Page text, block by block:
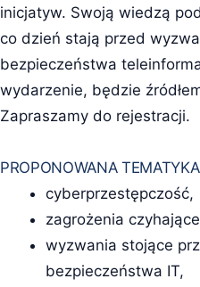
inicjatyw. Swoją wiedzą
co dzień stają przed
bezpieczeństwa
wydarzenie, będzie
Zapraszamy do rejestracji.
PROPONOWANA
cyberprzestępczość,
zagrożenia
wyzwania stojące
bezpieczeństwa IT,